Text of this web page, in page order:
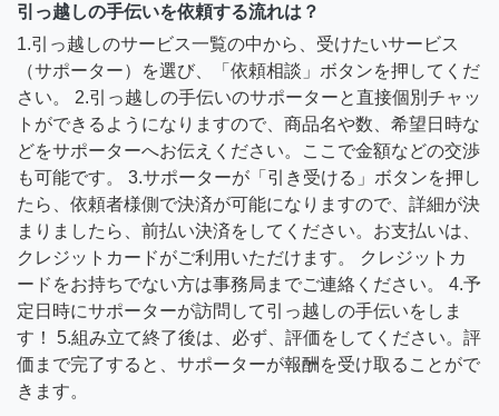
引っ越しの手伝いを依頼する流れは？
1.引っ越しのサービス一覧の中から、受けたいサービス
（サポーター）を選び、「依頼相談」ボタンを押してくだ
さい。 2.引っ越しの手伝いのサポーターと直接個別チャッ
トができるようになりますので、商品名や数、希望日時な
どをサポーターへお伝えください。ここで金額などの交渉
も可能です。 3.サポーターが「引き受ける」ボタンを押し
たら、依頼者様側で決済が可能になりますので、詳細が決
まりましたら、前払い決済をしてください。お支払いは、
クレジットカードがご利用いただけます。 クレジットカ
ードをお持ちでない方は事務局までご連絡ください。 4.予
定日時にサポーターが訪問して引っ越しの手伝いをしま
す！ 5.組み立て終了後は、必ず、評価をしてください。評
価まで完了すると、サポーターが報酬を受け取ることがで
きます。